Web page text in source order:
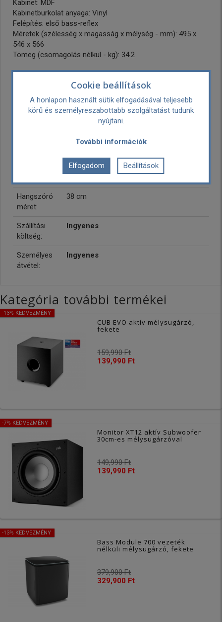
Kabinet: MDF
Kabinetburkolat anyaga: Vinyl
Felépítés: első bass-reflex
Méretek (szélesség x magasság x mélység - mm): 495 x
546 x 566
Tömeg (csomagolás nélkül - kg): 34.2
Hivatalos magyar márkaszerviz garancia.
Gyártó:
Klipsch
Kereskedelmi név: Premium Audio
Company EMEA B.V.
Noordwijk, Netherlands
Hangszóró
méret:
38 cm
Szállítási
költség:
Ingyenes
Személyes
átvétel:
Ingyenes
Kategória további termékei
-13% KEDVEZMÉNY
CUB EVO aktív mélysugárzó,
fekete
159,990 Ft
139,990 Ft
-7% KEDVEZMÉNY
Monitor XT12 aktív Subwoofer
30cm-es mélysugárzóval
149,990 Ft
139,990 Ft
-13% KEDVEZMÉNY
Bass Module 700 vezeték
nélküli mélysugárzó, fekete
379,900 Ft
329,900 Ft
Cookie beállítások
A honlapon használt sütik elfogadásával teljesebb
körű és személyreszabottabb szolgáltatást tudunk
nyújtani.
További információk
Elfogadom Beállítások